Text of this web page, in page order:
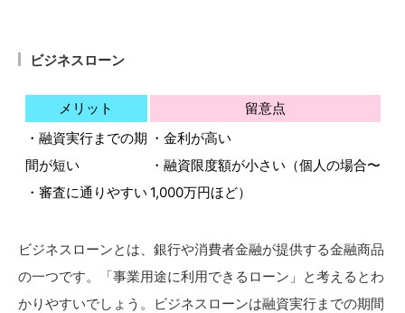
ビジネスローン
メリット
留意点
・融資実行までの期
間が短い
・審査に通りやすい
・金利が高い
・融資限度額が小さい（個人の場合〜
1,000万円ほど）
ビジネスローンとは、銀行や消費者金融が提供する金融商品
の一つです。「事業用途に利用できるローン」と考えるとわ
かりやすいでしょう。ビジネスローンは融資実行までの期間